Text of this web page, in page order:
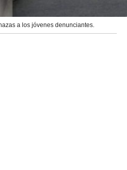
a los jóvenes denunciantes.